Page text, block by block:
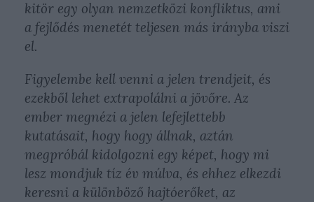
kitör egy olyan nemzetközi konfliktus, ami
a fejlődés menetét teljesen más irányba viszi
el.
Figyelembe kell venni a jelen trendjeit, és
ezekből lehet extrapolálni a jövőre. Az
ember megnézi a jelen lefejlettebb
kutatásait, hogy hogy állnak, aztán
megpróbál kidolgozni egy képet, hogy mi
lesz mondjuk tíz év múlva, és ehhez elkezdi
keresni a különböző hajtóerőket, az